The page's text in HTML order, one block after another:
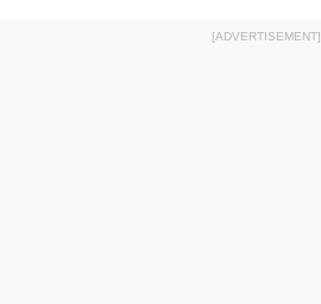
[ADVERTISEMENT]